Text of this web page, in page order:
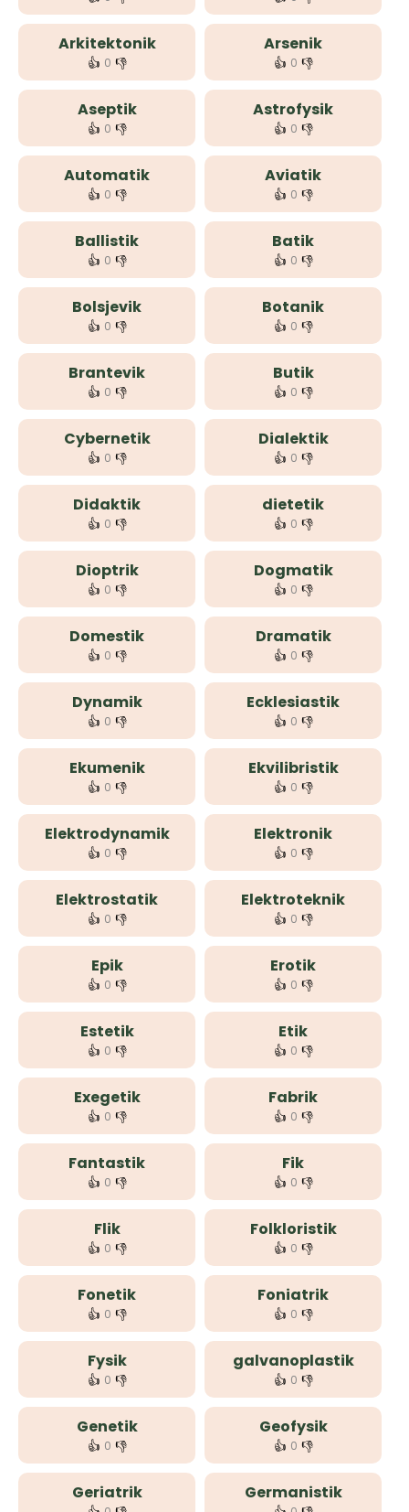
Arkitektonik
👍 0 👎
Arsenik
👍 0 👎
Aseptik
👍 0 👎
Astrofysik
👍 0 👎
Automatik
👍 0 👎
Aviatik
👍 0 👎
Ballistik
👍 0 👎
Batik
👍 0 👎
Bolsjevik
👍 0 👎
Botanik
👍 0 👎
Brantevik
👍 0 👎
Butik
👍 0 👎
Cybernetik
👍 0 👎
Dialektik
👍 0 👎
Didaktik
👍 0 👎
dietetik
👍 0 👎
Dioptrik
👍 0 👎
Dogmatik
👍 0 👎
Domestik
👍 0 👎
Dramatik
👍 0 👎
Dynamik
👍 0 👎
Ecklesiastik
👍 0 👎
Ekumenik
👍 0 👎
Ekvilibristik
👍 0 👎
Elektrodynamik
👍 0 👎
Elektronik
👍 0 👎
Elektrostatik
👍 0 👎
Elektroteknik
👍 0 👎
Epik
👍 0 👎
Erotik
👍 0 👎
Estetik
👍 0 👎
Etik
👍 0 👎
Exegetik
👍 0 👎
Fabrik
👍 0 👎
Fantastik
👍 0 👎
Fik
👍 0 👎
Flik
👍 0 👎
Folkloristik
👍 0 👎
Fonetik
👍 0 👎
Foniatrik
👍 0 👎
Fysik
👍 0 👎
galvanoplastik
👍 0 👎
Genetik
👍 0 👎
Geofysik
👍 0 👎
Geriatrik Germanistik